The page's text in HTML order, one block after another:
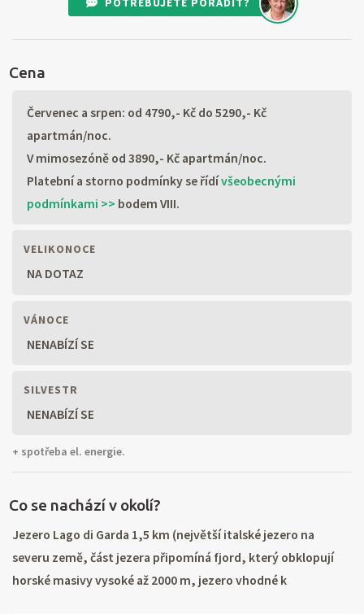
Cena
Červenec a srpen: od 4790,- Kč do 5290,- Kč
apartmán/noc.
V mimosezóně od 3890,- Kč apartmán/noc.
Platební a storno podmínky se řídívšeobecnými
podmínkami >> bodem VIII.
VELIKONOCE
NA DOTAZ
VÁNOCE
NENABÍZÍ SE
SILVESTR
NENABÍZÍ SE
+ spotřeba el. energie.
Co se nachází v okolí?
Jezero Lago di Garda 1,5 km (největší italské jezero na
severu země, část jezera připomíná fjord, který obklopují
horské masivy vysoké až 2000 m, jezero vhodné k